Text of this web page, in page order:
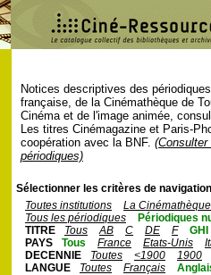
Notices descriptives des
française, de la Cinémathèque de
Cinéma et de l'image animée,
Les titres Cinémagazine et Paris-
coopération avec la BNF.
périodiques)
Sélectionner les critères de
Toutes institutions
La
Tous les périodiques
Périodiques
TITRE
Tous AB C DE F
GHI
PAYS
Tous France Etats-Unis
DECENNIE
Toutes <1900
1900
LANGUE
Toutes Français